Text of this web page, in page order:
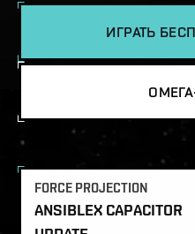
ИГРАТЬ
FORCE PROJECTION
ANSIBLEX CAPACITOR